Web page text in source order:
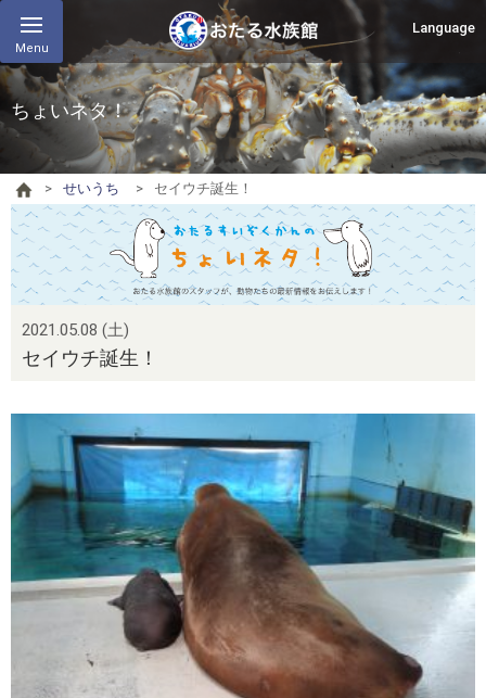
Menu
Language
ちょいネタ！
せいうち セイウチ誕生！
2021.05.08 (土)
セイウチ誕生！